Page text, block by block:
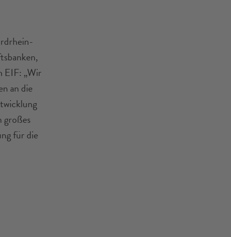
EIF: „Wir
an die
großes
für die